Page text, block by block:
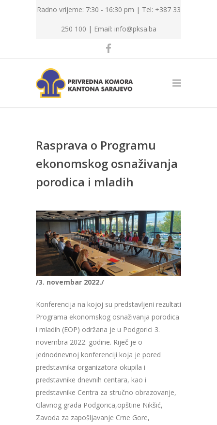
Radno vrijeme: 7:30 - 16:30 pm | Tel: +387 33
250 100 | Email: info@pksa.ba
Rasprava o Programu
ekonomskog osnaživanja
porodica i mladih
/3. novembar 2022./
Konferencija na kojoj su predstavljeni rezultati
Programa ekonomskog osnaživanja porodica
i mladih (EOP) održana je u Podgorici 3.
novembra 2022. godine. Riječ je o
jednodnevnoj konferenciji koja je pored
predstavnika organizatora okupila i
predstavnike dnevnih centara, kao i
predstavnike Centra za stručno obrazovanje,
Glavnog grada Podgorica,opštine Nikšić,
Zavoda za zapošljavanje Crne Gore,